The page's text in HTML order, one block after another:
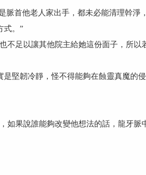
首他老人家出手，都未必能清理幹淨
式。”
足以讓其他院主給她這份面子，所以
堅韌冷靜，怪不得能夠在蝕靈真魔的
果說誰能夠改變他想法的話，龍牙脈